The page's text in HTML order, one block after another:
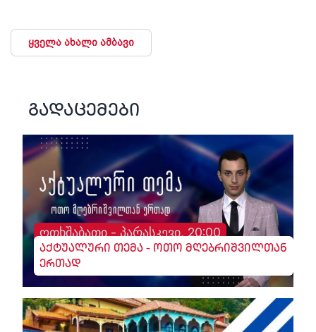
ყველა ახალი ამბავი
გადაცემები
ოთხშაბათი - პარასკევი, 20:00
აქტუალური თემა - ოთო მღებრიშვილთან
ერთად